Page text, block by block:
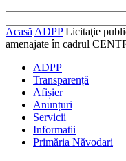
Acasă ADPP Licitaţie
amenajate în cadrul
ADPP
Transparență
Afișier
Anunțuri
Servicii
Informatii
Primăria Năvodari